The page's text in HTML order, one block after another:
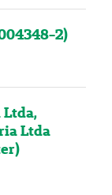
2)
Ltda